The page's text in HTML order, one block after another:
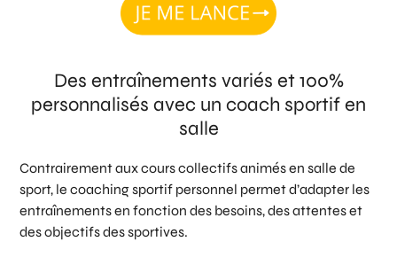
Des entraînements variés et 100%
personnalisés avec un coach sportif en
salle
Contrairement aux cours collectifs animés en salle de
sport, le coaching sportif personnel permet d’adapter les
entraînements en fonction des besoins, des attentes et
des objectifs des sportives.